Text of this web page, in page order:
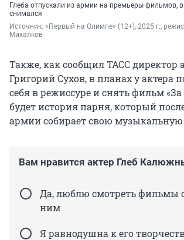
Глеба отпускали из армии на премьеры фильмов,
снимался
Источник: «Первый на Олимпе» (12+), 2025 г.,
Михалков
Также, как сообщил ТАСС директор
Григорий Сухов, в планах у актера
себя в режиссуре и снять фильм
будет история парня, который
армии собирает свою музыкальную
Вам нравится актер Глеб
Да, люблю смотреть фильмы
ним
Я равнодушна к его